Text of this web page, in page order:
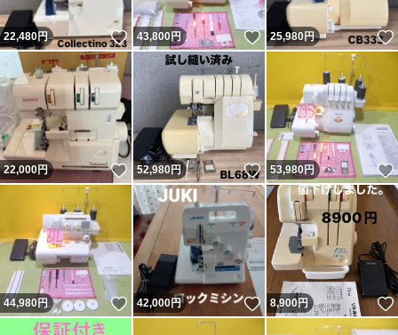
22,480円 いいね！
43,800円 いいね！
25,980円
22,000円 いいね！
52,980円 いいね！
53,980円
44,980円 いいね！
42,000円 いいね！
8,900円